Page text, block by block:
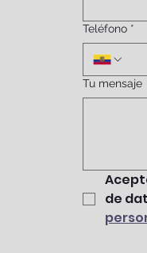
Teléfono *
Tu mensaje
de